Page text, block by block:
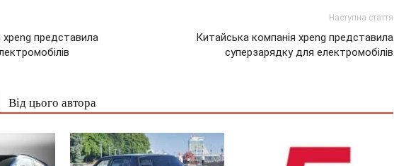
xpeng представила
Наступна стаття
Китайська компанія xpeng представила
суперзарядку для електромобілів
Від цього автора